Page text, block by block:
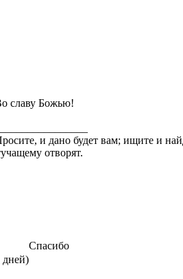
славу Божью!
и дано будет вам; ищите и
отворят.
дней)
Спасибо